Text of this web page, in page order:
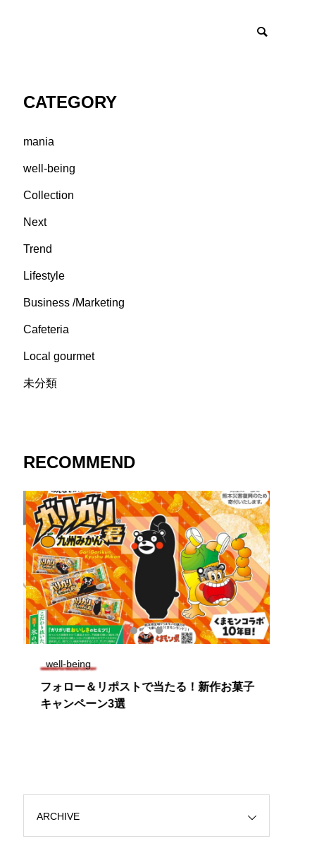
CATEGORY
mania
well-being
Collection
Next
Trend
Lifestyle
Business /Marketing
Cafeteria
Local gourmet
未分類
RECOMMEND
well-being
フォロー＆リポストで当たる！新作お菓子
キャンペーン3選
ARCHIVE